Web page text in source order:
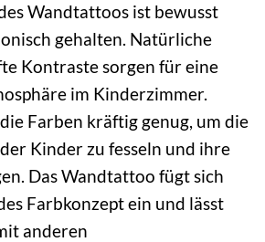
Wandtattoos ist bewusst
gehalten. Natürliche
Kontraste sorgen für eine
im Kinderzimmer.
Farben kräftig genug, um die
Kinder zu fesseln und ihre
Das Wandtattoo fügt sich
Farbkonzept ein und lässt
anderen